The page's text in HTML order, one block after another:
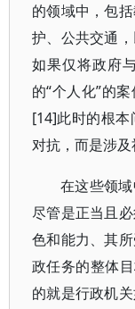
的领域中，包
护、公共交通
如果仅将政府
的“个人化”的
[14]此时的根
对抗，而是涉及
在这些领
尽管是正当且
色和能力、其
政任务的整体
的就是行政机